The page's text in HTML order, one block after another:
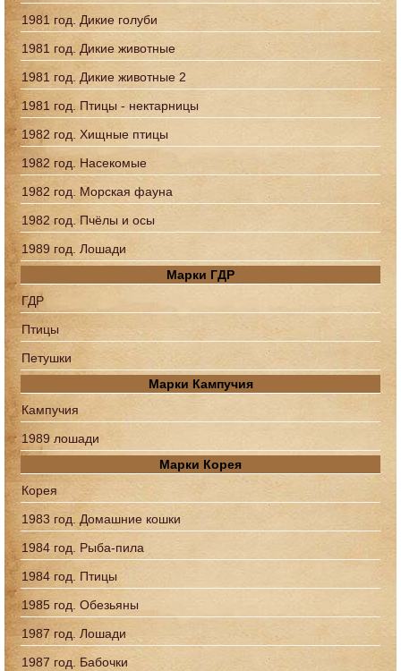
1981 год. Дикие голуби
1981 год. Дикие животные
1981 год. Дикие животные 2
1981 год. Птицы - нектарницы
1982 год. Хищные птицы
1982 год. Насекомые
1982 год. Морская фауна
1982 год. Пчёлы и осы
1989 год. Лошади
Марки ГДР
ГДР
Птицы
Петушки
Марки Кампучия
Кампучия
1989 лошади
Марки Корея
Корея
1983 год. Домашние кошки
1984 год. Рыба-пила
1984 год. Птицы
1985 год. Обезьяны
1987 год. Лошади
1987 год. Бабочки